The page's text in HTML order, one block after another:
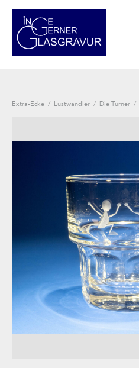
Extra-Ecke / Lustwandler / Die Turner /